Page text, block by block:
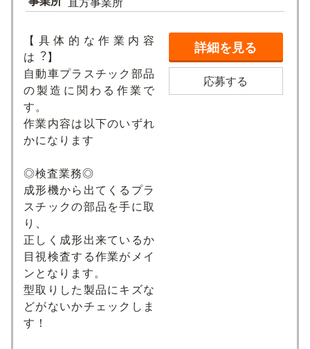
【具体的な作業内容
は︖】
⾃動⾞プラスチック部品
の製造に関わる作業で
す。
作業内容は以下のいずれ
かになります
◎検査業務◎
成形機から出てくるプラ
スチックの部品を⼿に取
り、
正しく成形出来ているか
⽬視検査する作業がメイ
ンとなります。
型取りした製品にキズな
どがないかチェックしま
す！
詳細を見る
応募する